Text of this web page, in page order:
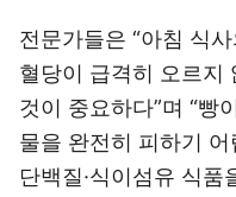
전문가들은 “아침 식
혈당이 급격히 오르지
것이 중요하다”며 “빵
물을 완전히 피하기
단백질·식이섬유 식